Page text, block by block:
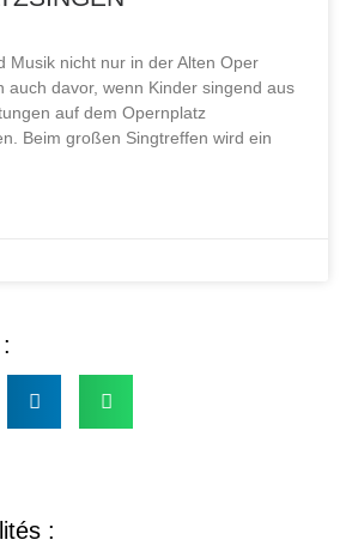
Musik nicht nur in der Alten Oper
auch davor, wenn Kinder singend aus
auf dem Opernplatz
Beim großen Singtreffen wird ein
: